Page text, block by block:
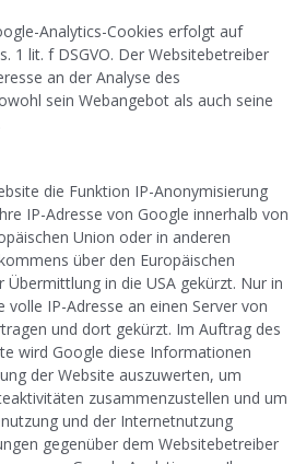
Analytics-Cookies erfolgt auf
1 lit. f DSGVO. Der Websitebetreiber
an der Analyse des
sein Webangebot als auch seine
die Funktion IP-Anonymisierung
IP-Adresse von Google innerhalb von
Union oder in anderen
über den Europäischen
in die USA gekürzt. Nur in
volle IP-Adresse an einen Server von
und dort gekürzt. Im Auftrag des
wird Google diese Informationen
der Website auszuwerten, um
zusammenzustellen und um
und der Internetnutzung
gegenüber dem Websitebetreiber